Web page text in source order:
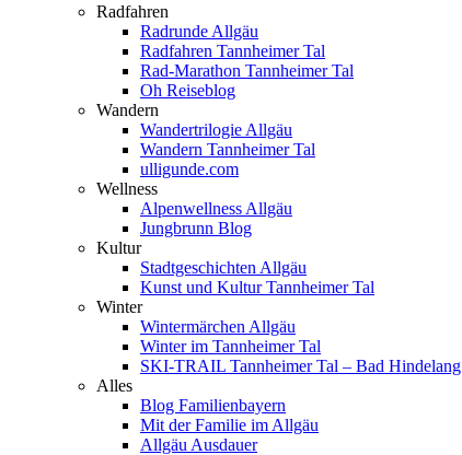
Radfahren
Radrunde Allgäu
Radfahren Tannheimer Tal
Rad-Marathon Tannheimer Tal
Oh Reiseblog
Wandern
Wandertrilogie Allgäu
Wandern Tannheimer Tal
ulligunde.com
Wellness
Alpenwellness Allgäu
Jungbrunn Blog
Kultur
Stadtgeschichten Allgäu
Kunst und Kultur Tannheimer Tal
Winter
Wintermärchen Allgäu
Winter im Tannheimer Tal
SKI-TRAIL Tannheimer Tal – Bad Hindelang
Alles
Blog Familienbayern
Mit der Familie im Allgäu
Allgäu Ausdauer